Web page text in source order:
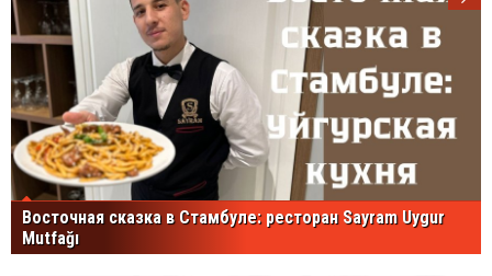
Восточная сказка в Стамбуле: ресторан Sayram Uygur
Mutfağı